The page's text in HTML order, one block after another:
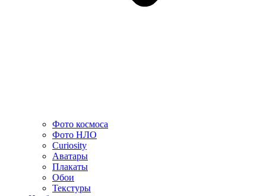
Фото космоса
Фото НЛО
Curiosity
Аватары
Плакаты
Обои
Текстуры